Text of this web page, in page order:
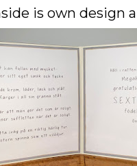
is own design